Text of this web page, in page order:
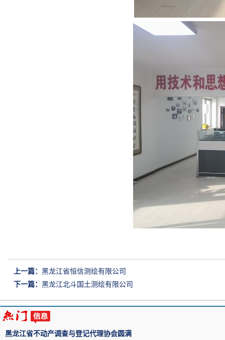
上一篇： 黑龙江省恒信测绘有限公司
下一篇： 黑龙江北斗国土测绘有限公司
黑龙江省不动产调查与登记代理协会圆满